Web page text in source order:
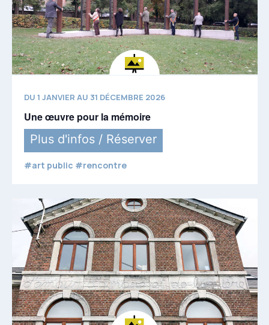
DU 1 JANVIER AU 31 DÉCEMBRE 2026
Une œuvre pour la mémoire
Plus d'infos / Réserver
#art public #rencontre